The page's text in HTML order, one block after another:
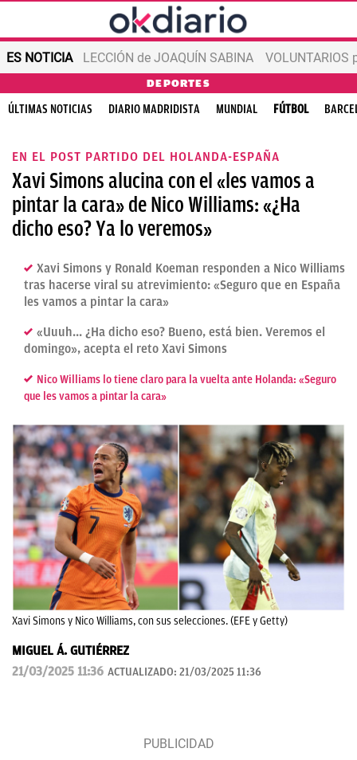
ES NOTICIA LECCIÓN de JOAQUÍN SABINA VOLUNTARIOS
DEPORTES
ÚLTIMAS NOTICIAS DIARIO MADRIDISTA MUNDIAL FÚTBOL
EN EL POST PARTIDO DEL HOLANDA-ESPAÑA
Xavi Simons alucina con el «les vamos a
pintar la cara» de Nico Williams: «¿Ha
dicho eso? Ya lo veremos»
Xavi Simons y Ronald Koeman responden a Nico Williams
tras hacerse viral su atrevimiento: «Seguro que en España
les vamos a pintar la cara»
«Uuuh... ¿Ha dicho eso? Bueno, está bien. Veremos el
domingo», acepta el reto Xavi Simons
Nico Williams lo tiene claro para la vuelta ante Holanda: «Seguro
que les vamos a pintar la cara»
Xavi Simons y Nico Williams, con sus selecciones. (EFE y Getty)
MIGUEL Á. GUTIÉRREZ
21/03/2025 11:36 ACTUALIZADO: 21/03/2025 11:36